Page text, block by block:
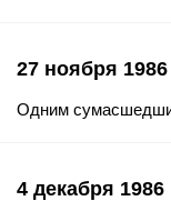
27 ноября 1986
Одним
4 декабря 1986